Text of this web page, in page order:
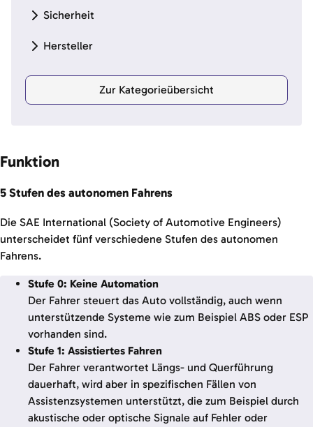
Sicherheit
Hersteller
Zur Kategorieübersicht
Funktion
5 Stufen des autonomen Fahrens
Die SAE International (Society of Automotive Engineers)
unterscheidet fünf verschiedene Stufen des autonomen
Fahrens.
Stufe 0: Keine Automation
Der Fahrer steuert das Auto vollständig, auch wenn
unterstützende Systeme wie zum Beispiel ABS oder ESP
vorhanden sind.
Stufe 1: Assistiertes Fahren
Der Fahrer verantwortet Längs- und Querführung
dauerhaft, wird aber in spezifischen Fällen von
Assistenzsystemen unterstützt, die zum Beispiel durch
akustische oder optische Signale auf Fehler oder